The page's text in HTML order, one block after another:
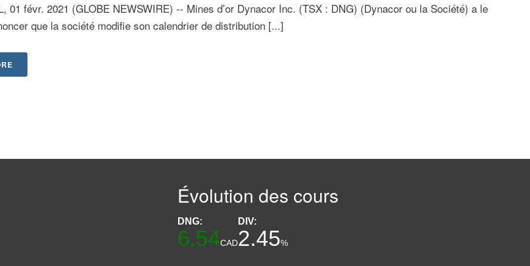
01 févr. 2021 (GLOBE NEWSWIRE) -- Mines d’or Dynacor Inc. (TSX : DNG) (Dynacor ou la Société) a le
que la société modifie son calendrier de distribution [...]
Évolution des cours
DNG:
6.54CAD
DIV:
2.45%